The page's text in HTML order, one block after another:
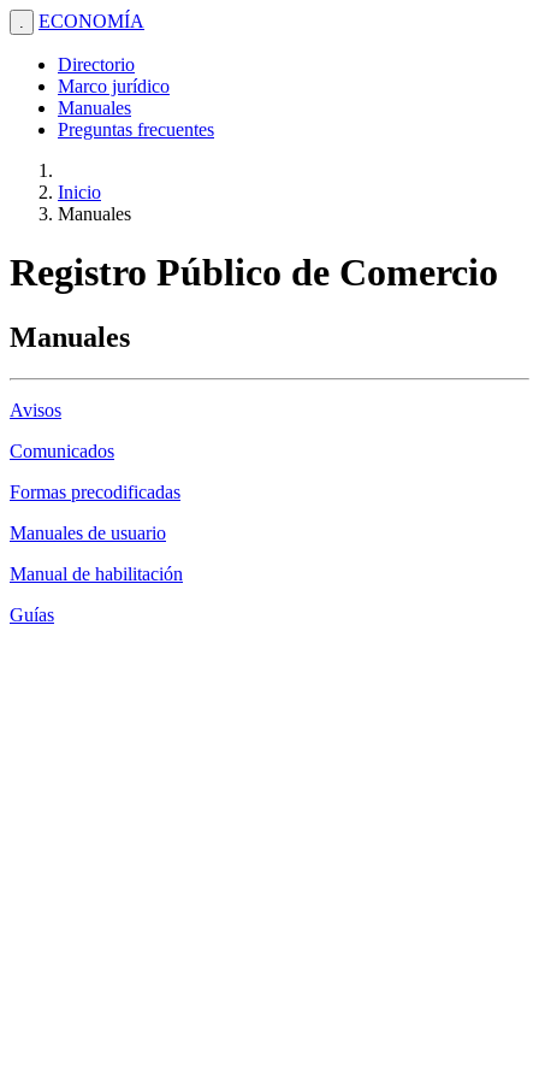
. ECONOMÍA
Directorio
Marco jurídico
Manuales
Preguntas frecuentes
Inicio
Manuales
Registro Público de Comercio
Manuales
Avisos
Comunicados
Formas precodificadas
Manuales de usuario
Manual de habilitación
Guías